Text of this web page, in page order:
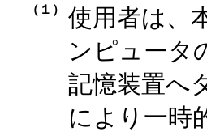
（１） 使用者は、
ンピュータ
記憶装置へ
により一時